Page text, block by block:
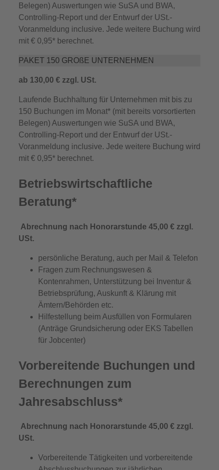
Belegen) Auswertungen wie SuSA und BWA,
Controlling‐Report und der Entwurf der USt.‐
Voranmeldung inclusive. Jede weitere Buchung wird
mit € 0,95* berechnet.
PAKET 150 GROßE UNTERNEHMEN
ab 130,00 € zzgl. USt.
Laufende Buchhaltung für Unternehmen mit bis zu
150 Buchungen im Monat* (mit bereits vorsortierten
Belegen) Auswertungen wie SuSA und BWA,
Controlling‐Report und der Entwurf der USt.‐
Voranmeldung inclusive. Jede weitere Buchung wird
mit € 0,95* berechnet.
Betriebswirtschaftliche
Beratung*
Abrechnung nach Honorarstunde 45,00 € zzgl.
USt.
persönliche Beratung, auch per Mail & Telefon
Fragen zum Rechnungswesen &
Kontenrahmen, Unterstützung bei Inventur &
Betriebsprüfung, Auskunft & Klärung mit
Ämtern/Behörden etc.
Hilfestellung beim Ausfüllen von Formularen
(Anträge Grundsicherung oder EKS Tabellen
für Jobcenter)
Vorbereitende Buchungen und
Berechnungen zum
Jahresabschluss*
Abrechnung nach Honorarstunde 45,00 € zzgl.
USt.
Vorbereitende Tätigkeiten und vorbereitende